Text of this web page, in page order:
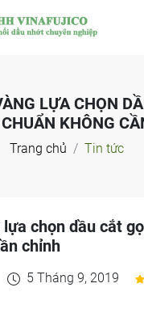
LỰA CHỌN
KHÔNG
Trang chủ Tin tức
chọn dầu cắt
chỉnh
5 Tháng 9, 2019